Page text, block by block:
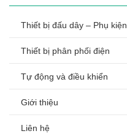
Thiết bị đấu dây – Phụ kiện
Thiết bị phân phối điện
Tự động và điều khiển
Giới thiệu
Liên hệ